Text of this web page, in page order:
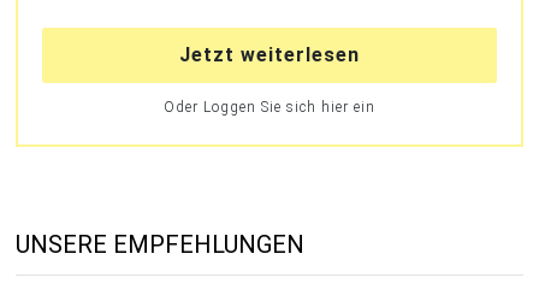
Jetzt weiterlesen
Oder Loggen Sie sich hier ein
UNSERE EMPFEHLUNGEN